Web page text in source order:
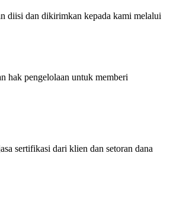
dan dikirimkan kepada kami melalui
hak pengelolaan untuk memberi
sertifikasi dari klien dan setoran dana